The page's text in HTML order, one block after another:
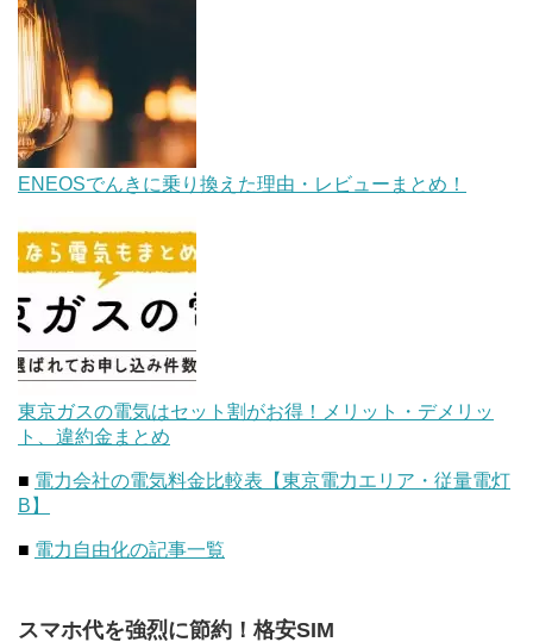
ENEOSでんきに乗り換えた理由・レビューまとめ！
東京ガスの電気はセット割がお得！メリット・デメリッ
ト、違約金まとめ
■ 電力会社の電気料金比較表【東京電力エリア・従量電灯
B】
■ 電力自由化の記事一覧
スマホ代を強烈に節約！格安SIM